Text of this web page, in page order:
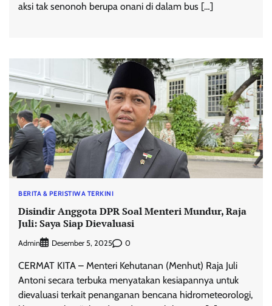
aksi tak senonoh berupa onani di dalam bus […]
BERITA & PERISTIWA TERKINI
Disindir Anggota DPR Soal Menteri Mundur, Raja
Juli: Saya Siap Dievaluasi
Admin Desember 5, 2025 0
CERMAT KITA – Menteri Kehutanan (Menhut) Raja Juli
Antoni secara terbuka menyatakan kesiapannya untuk
dievaluasi terkait penanganan bencana hidrometeorologi,